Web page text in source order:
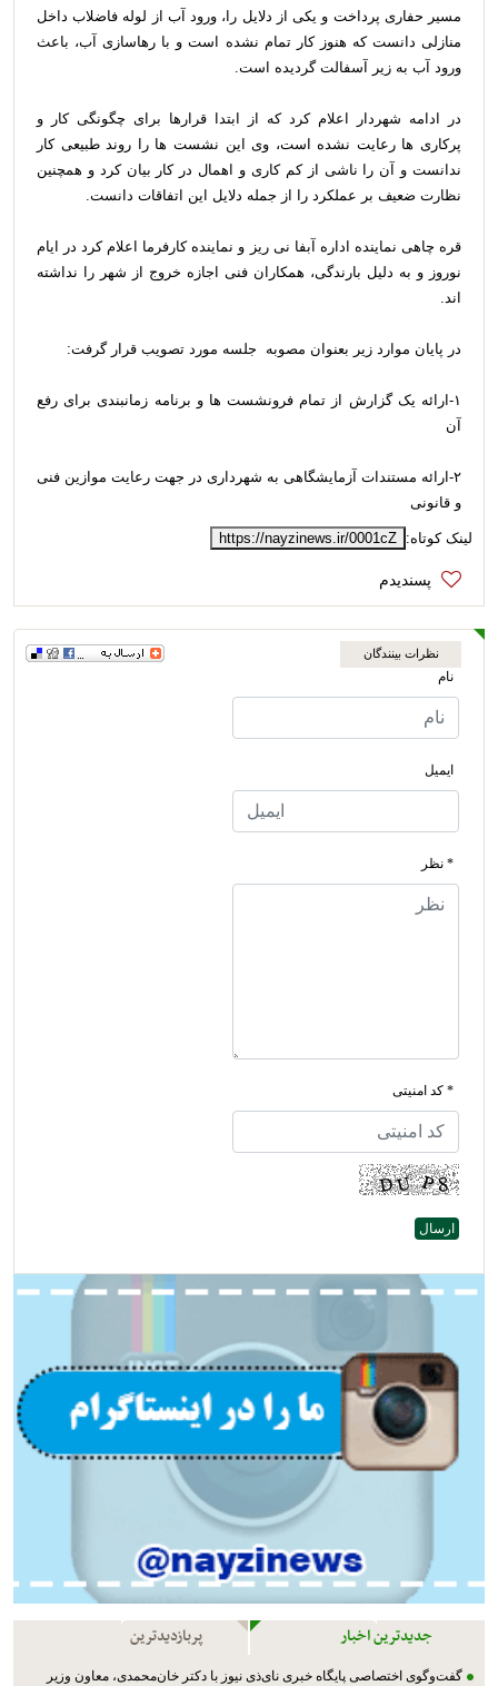
مسیر حفاری پرداخت و یکی از دلایل را، ورود آب از لوله فاضلاب داخل
منازلی دانست که هنوز کار تمام نشده است و با رهاسازی آب، باعث
ورود آب به زیر آسفالت گردیده است.
در ادامه شهردار اعلام کرد که از ابتدا قرارها برای چگونگی کار و
پرکاری ها رعایت نشده است، وی این نشست ها را روند طبیعی کار
ندانست و آن را ناشی از کم کاری و اهمال در کار بیان کرد و همچنین
نظارت ضعیف بر عملکرد را از جمله دلایل این اتفاقات دانست.
قره چاهی نماینده اداره آبفا نی ریز و نماینده کارفرما اعلام کرد در ایام
نوروز و به دلیل بارندگی، همکاران فنی اجازه خروج از شهر را نداشته
اند.
در پایان موارد زیر بعنوان مصوبه جلسه مورد تصویب قرار گرفت:
۱-ارائه یک گزارش از تمام فرونشست ها و برنامه زمانبندی برای رفع
آن
۲-ارائه مستندات آزمایشگاهی به شهرداری در جهت رعایت موازین فنی
و قانونی
لینک کوتاه: https://nayzinews.ir/0001cZ
نظرات بینندگان
نام
ایمیل
* نظر
* کد امنیتی
جدیدترین اخبار پربازدیدترین
گفت‌وگوی اختصاصی پایگاه خبری نای‌ذی نیوز با دکتر خان‌محمدی، معاون وزیر